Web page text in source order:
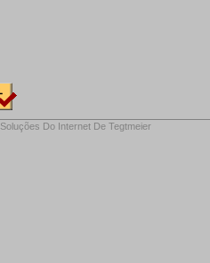
Soluções Do Internet De Tegtmeier